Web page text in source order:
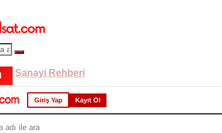
Sanayi Rehberi
Giriş Yap Kayıt Ol